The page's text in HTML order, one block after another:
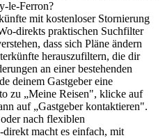
le-Ferron?
mit kostenloser Stornierung
direkts praktischen Suchfilter
dass sich Pläne ändern
herauszufiltern, die dir
an einer bestehenden
deinem Gastgeber eine
zu „Meine Reisen", klicke auf
auf „Gastgeber kontaktieren".
nach flexiblen
macht es einfach, mit